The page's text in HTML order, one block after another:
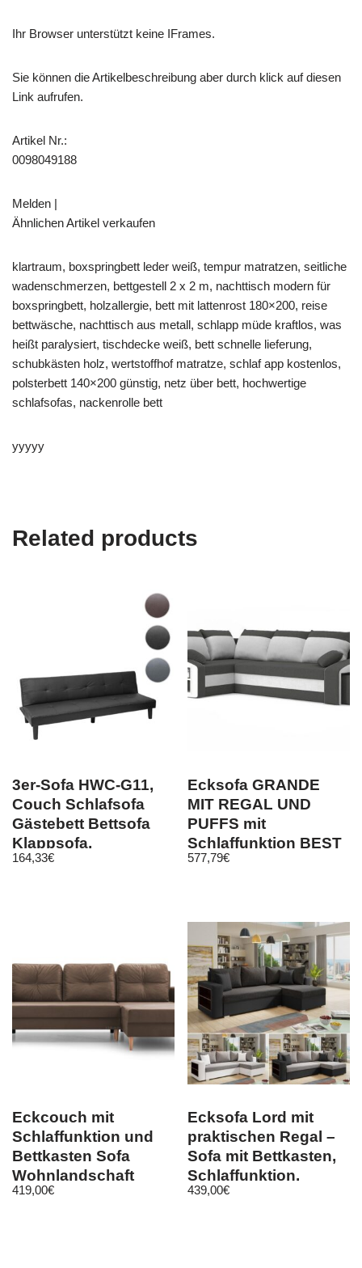
Ihr Browser unterstützt keine IFrames.
Sie können die Artikelbeschreibung aber durch klick auf diesen
Link aufrufen.
Artikel Nr.:
0098049188
Melden |
Ähnlichen Artikel verkaufen
klartraum, boxspringbett leder weiß, tempur matratzen, seitliche
wadenschmerzen, bettgestell 2 x 2 m, nachttisch modern für
boxspringbett, holzallergie, bett mit lattenrost 180×200, reise
bettwäsche, nachttisch aus metall, schlapp müde kraftlos, was
heißt paralysiert, tischdecke weiß, bett schnelle lieferung,
schubkästen holz, wertstoffhof matratze, schlaf app kostenlos,
polsterbett 140×200 günstig, netz über bett, hochwertige
schlafsofas, nackenrolle bett
yyyyy
Related products
3er-Sofa HWC-G11,
Couch Schlafsofa
Gästebett Bettsofa
Klappsofa,
Schlaffunktion 195cm
164,33€
Ecksofa GRANDE
MIT REGAL UND
PUFFS mit
Schlaffunktion BEST
Schlafsofa! Hit!
577,79€
Eckcouch mit
Schlaffunktion und
Bettkasten Sofa
Wohnlandschaft
Couch Carl Braun
419,00€
Ecksofa Lord mit
praktischen Regal –
Sofa mit Bettkasten,
Schlaffunktion,
Schlafsofa
439,00€